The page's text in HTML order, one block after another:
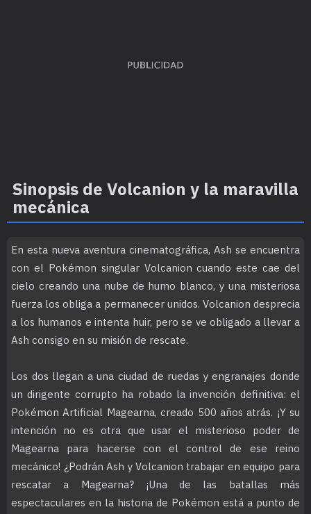
Sinopsis de Volcanion y la maravilla
mecánica
En esta nueva aventura cinematográfica, Ash se encuentra
con el Pokémon singular Volcanion cuando este cae del
cielo creando una nube de humo blanco, y una misteriosa
fuerza los obliga a permanecer unidos. Volcanion desprecia
a los humanos e intenta huir, pero se ve obligado a llevar a
Ash consigo en su misión de rescate.
Los dos llegan a una ciudad de ruedas y engranajes donde
un dirigente corrupto ha robado la invención definitiva: el
Pokémon Artificial Magearna, creado 500 años atrás. ¡Y su
intención no es otra que usar el misterioso poder de
Magearna para hacerse con el control de ese reino
mecánico! ¿Podrán Ash y Volcanion trabajar en equipo para
rescatar a Magearna? ¡Una de las batallas más
espectaculares en la historia de Pokémon está a punto de